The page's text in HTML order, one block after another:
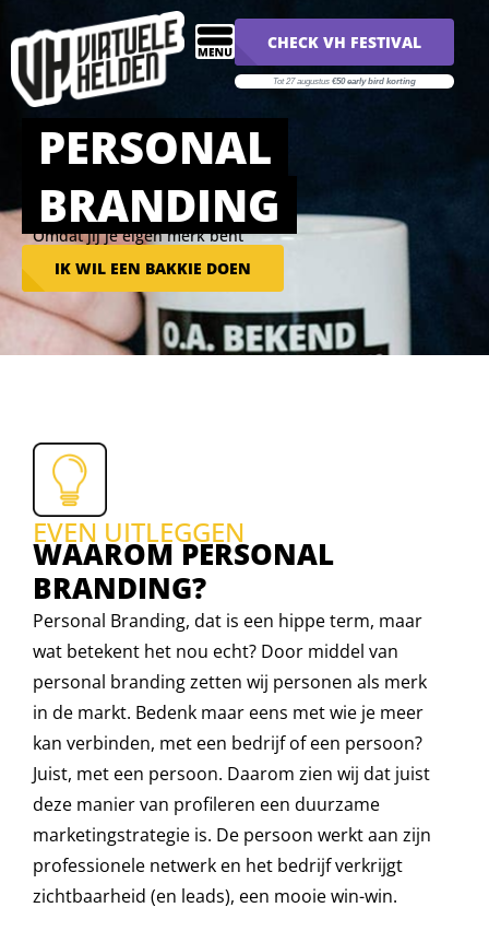
CHECK VH FESTIVAL
Tot 27 augustus€50 early bird korting
PERSONAL
BRANDING
Omdat jij je eigen merk bent
IK WIL EEN BAKKIE DOEN
EVEN UITLEGGEN
WAAROM PERSONAL
BRANDING?
Personal Branding, dat is een hippe term, maar
wat betekent het nou echt? Door middel van
personal branding zetten wij personen als merk
in de markt. Bedenk maar eens met wie je meer
kan verbinden, met een bedrijf of een persoon?
Juist, met een persoon. Daarom zien wij dat juist
deze manier van profileren een duurzame
marketingstrategie is. De persoon werkt aan zijn
professionele netwerk en het bedrijf verkrijgt
zichtbaarheid (en leads), een mooie win-win.